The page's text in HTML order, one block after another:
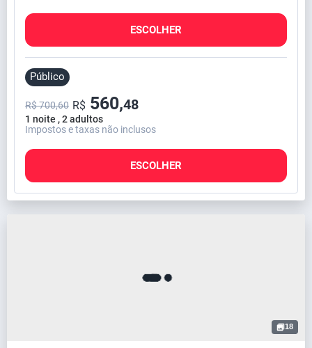
ESCOLHER
Público
1 noite , 2 adultos
R$ 700,60 R$ 560,48
Impostos e taxas não inclusos
ESCOLHER
18